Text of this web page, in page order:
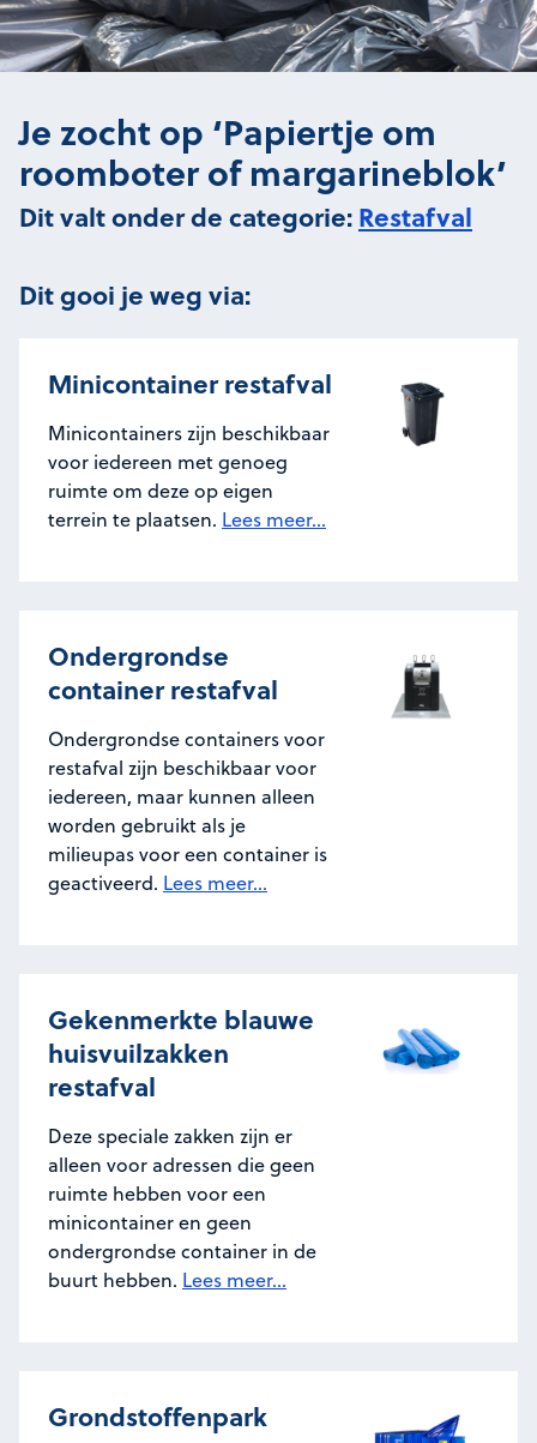
Je zocht op ‘Papiertje om
roomboter of margarineblok’
Dit valt onder de categorie:Restafval
Dit gooi je weg via:
Minicontainer restafval
Minicontainers zijn beschikbaar
voor iedereen met genoeg
ruimte om deze op eigen
terrein te plaatsen. Lees meer...
Ondergrondse
container restafval
Ondergrondse containers voor
restafval zijn beschikbaar voor
iedereen, maar kunnen alleen
worden gebruikt als je
milieupas voor een container is
geactiveerd. Lees meer...
Gekenmerkte blauwe
huisvuilzakken
restafval
Deze speciale zakken zijn er
alleen voor adressen die geen
ruimte hebben voor een
minicontainer en geen
ondergrondse container in de
buurt hebben. Lees meer...
Grondstoffenpark